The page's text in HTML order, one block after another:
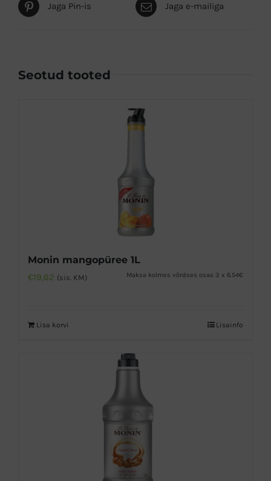
Jaga Pin-is Jaga e-mailiga
Seotud tooted
Monin mangopüree 1L
€19,62 (sis. KM) Maksa kolmes võrdses osas 3 x 6.54€
Lisa korvi Lisainfo